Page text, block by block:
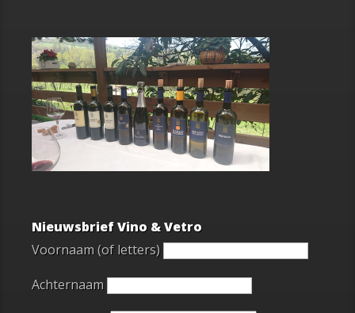
Nieuwsbrief Vino & Vetro
Voornaam (of letters)
Achternaam